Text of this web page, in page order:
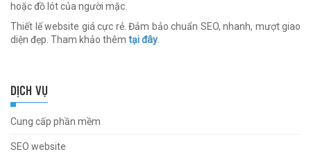
hoặc đồ lót của người mặc.
Thiết lế website giá cực rẻ. Đảm bảo chuẩn SEO, nhanh, mượt giao
diện đẹp. Tham khảo thêm tại đây.
DỊCH VỤ
Cung cấp phần mềm
SEO website